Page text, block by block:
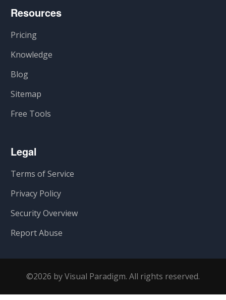
Resources
Pricing
Knowledge
Blog
Sitemap
Free Tools
Legal
Terms of Service
Privacy Policy
Security Overview
Report Abuse
©2026 by Visual Paradigm. All rights reserved.